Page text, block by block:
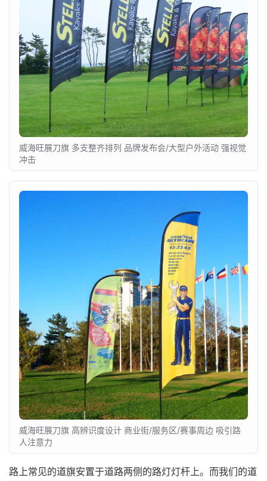
威海旺展刀旗 多支整齐排列 品牌发布会/大型户外活动 强视觉
冲击
威海旺展刀旗 高辨识度设计 商业街/服务区/赛事周边 吸引路
人注意力
路上常见的道旗安置于道路两侧的路灯灯杆上。而我们的道